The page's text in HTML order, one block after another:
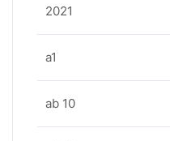
2021
a1
ab 10